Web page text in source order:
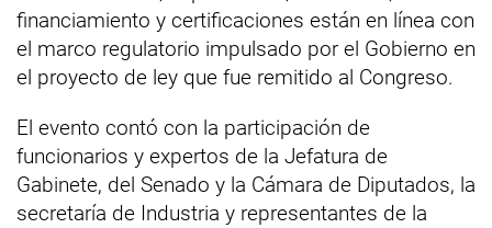
financiamiento y certificaciones están en línea con
el marco regulatorio impulsado por el Gobierno en
el proyecto de ley que fue remitido al Congreso.
El evento contó con la participación de
funcionarios y expertos de la Jefatura de
Gabinete, del Senado y la Cámara de Diputados, la
secretaría de Industria y representantes de la